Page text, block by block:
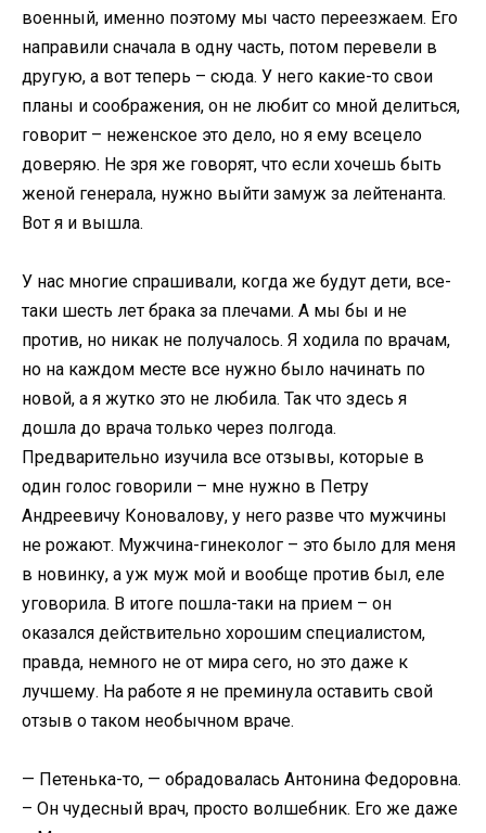
военный, именно поэтому мы часто переезжаем. Его
направили сначала в одну часть, потом перевели в
другую, а вот теперь – сюда. У него какие-то свои
планы и соображения, он не любит со мной делиться,
говорит – неженское это дело, но я ему всецело
доверяю. Не зря же говорят, что если хочешь быть
женой генерала, нужно выйти замуж за лейтенанта.
Вот я и вышла.
У нас многие спрашивали, когда же будут дети, все-
таки шесть лет брака за плечами. А мы бы и не
против, но никак не получалось. Я ходила по врачам,
но на каждом месте все нужно было начинать по
новой, а я жутко это не любила. Так что здесь я
дошла до врача только через полгода.
Предварительно изучила все отзывы, которые в
один голос говорили – мне нужно в Петру
Андреевичу Коновалову, у него разве что мужчины
не рожают. Мужчина-гинеколог – это было для меня
в новинку, а уж муж мой и вообще против был, еле
уговорила. В итоге пошла-таки на прием – он
оказался действительно хорошим специалистом,
правда, немного не от мира сего, но это даже к
лучшему. На работе я не преминула оставить свой
отзыв о таком необычном враче.
— Петенька-то, — обрадовалась Антонина Федоровна.
– Он чудесный врач, просто волшебник. Его же даже